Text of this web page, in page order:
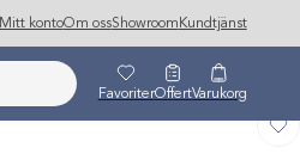
Mitt kontoOm ossShowroom Kundtjänst
FavoriterOffertVarukorg